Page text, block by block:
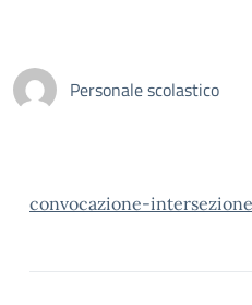
Personale scolastico
convocazione-